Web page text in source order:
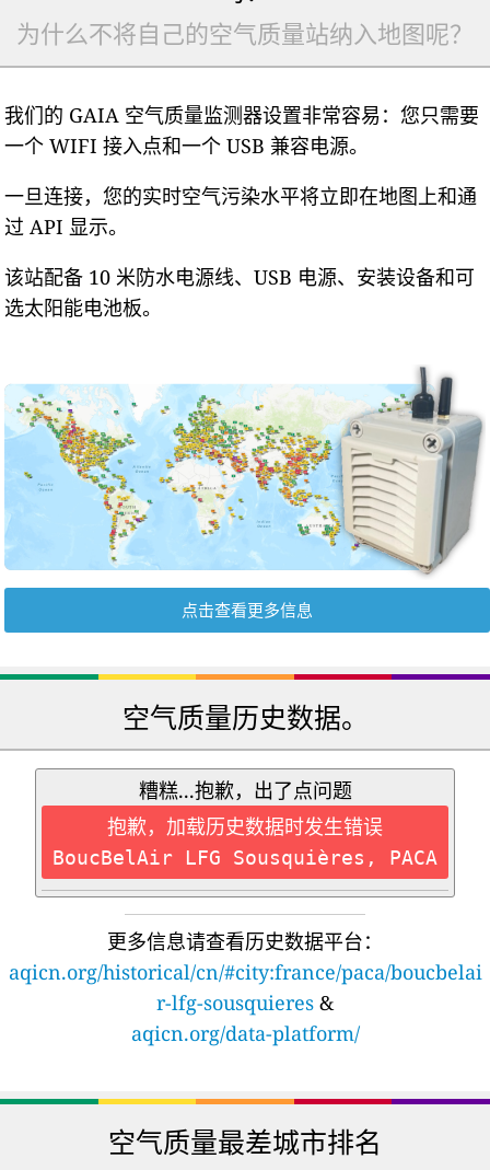
为什么不将自己的空气质量站纳入地图呢？
我们的 GAIA 空气质量监测器设置非常容易：您只需要
一个 WIFI 接入点和一个 USB 兼容电源。
一旦连接，您的实时空气污染水平将立即在地图上和通
过 API 显示。
该站配备 10 米防水电源线、USB 电源、安装设备和可
选太阳能电池板。
点击查看更多信息
空气质量历史数据。
糟糕...抱歉，出了点问题
抱歉，加载历史数据时发生错误
BoucBelAir LFG Sousquières, PACA
更多信息请查看历史数据平台：
aqicn.org/historical/cn/#city:france/paca/boucbelai
r-lfg-sousquieres &
aqicn.org/data-platform/
空气质量最差城市排名